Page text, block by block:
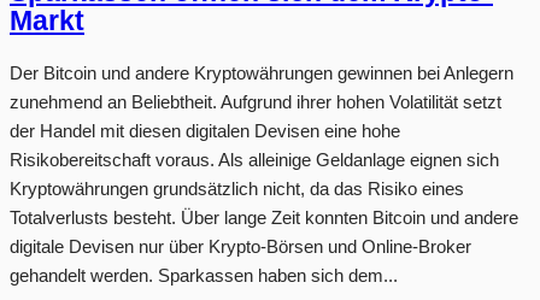
Markt
Der Bitcoin und andere Kryptowährungen gewinnen bei Anlegern
zunehmend an Beliebtheit. Aufgrund ihrer hohen Volatilität setzt
der Handel mit diesen digitalen Devisen eine hohe
Risikobereitschaft voraus. Als alleinige Geldanlage eignen sich
Kryptowährungen grundsätzlich nicht, da das Risiko eines
Totalverlusts besteht. Über lange Zeit konnten Bitcoin und andere
digitale Devisen nur über Krypto-Börsen und Online-Broker
gehandelt werden. Sparkassen haben sich dem...